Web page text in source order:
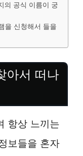
의 공식 이름이 궁
을 신청해서 들을
아서 떠나
항상 느끼는
보들을 혼자